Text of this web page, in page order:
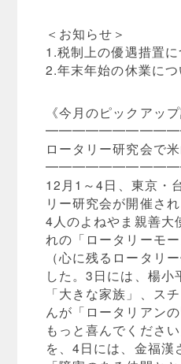
＜お知らせ＞
1.税制上の優遇措置に
2.年末年始の休業につ
《今月のピックアップ
ロータリー研究会で
12月1～4日、東京・
リー研究会が開催され
4人のよねやま親善大
れの「 ロータリーモ
（心に残るロータリ
した。3日には、 楊小
「大きな家族」、ス
んが「 ロータリアンの
もっと喜んでくださ
を、4日には、 金福漢